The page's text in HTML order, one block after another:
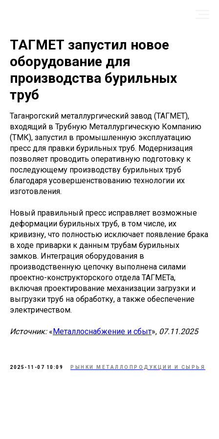
ТАГМЕТ запустил новое
оборудование для
производства бурильных
труб
Таганрогский металлургический завод (ТАГМЕТ),
входящий в Трубную Металлургическую Компанию
(ТМК), запустил в промышленную эксплуатацию
пресс для правки бурильных труб. Модернизация
позволяет проводить оперативную подготовку к
последующему производству бурильных труб
благодаря усовершенствованию технологии их
изготовления.
Новый правильный пресс исправляет возможные
деформации бурильных труб, в том числе, их
кривизну, что полностью исключает появление брака
в ходе приварки к данным трубам бурильных
замков. Интеграция оборудования в
производственную цепочку выполнена силами
проектно-конструкторского отдела ТАГМЕТа,
включая проектирование механизации загрузки и
выгрузки труб на обработку, а также обеспечение
электричеством.
Источник: «Металлоснабжение и сбыт», 07.11.2025
2025-11-07 10:09 РЫНКИ МЕТАЛЛОПРОДУКЦИИ И СЫРЬЯ